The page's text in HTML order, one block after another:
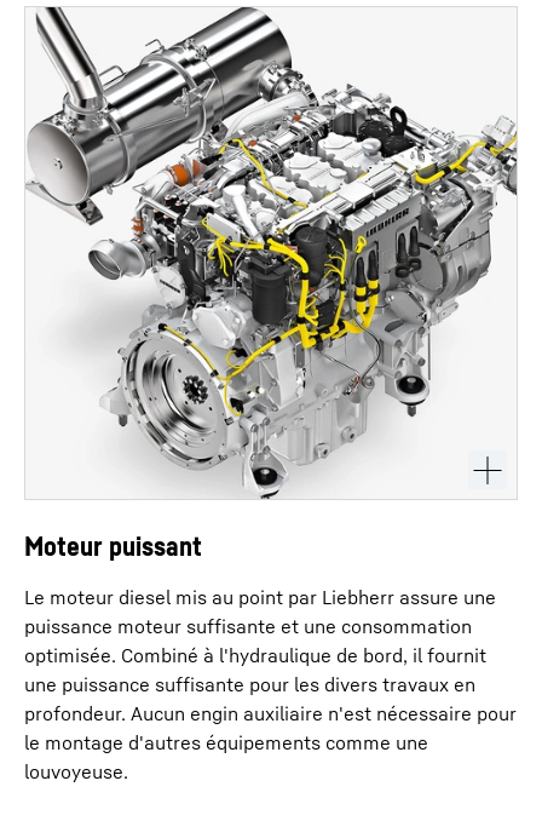
Moteur puissant
Le moteur diesel mis au point par Liebherr assure une
puissance moteur suffisante et une consommation
optimisée. Combiné à l'hydraulique de bord, il fournit
une puissance suffisante pour les divers travaux en
profondeur. Aucun engin auxiliaire n'est nécessaire pour
le montage d'autres équipements comme une
louvoyeuse.